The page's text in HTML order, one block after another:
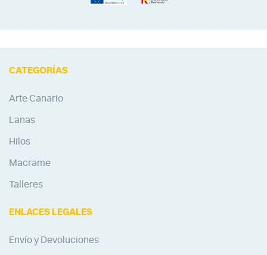
CATEGORÍAS
Arte Canario
Lanas
Hilos
Macrame
Talleres
ENLACES LEGALES
Envío y Devoluciones